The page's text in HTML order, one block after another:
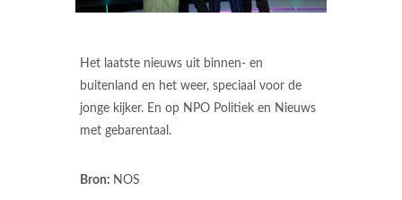
Het laatste nieuws uit binnen- en
buitenland en het weer, speciaal voor de
jonge kijker. En op NPO Politiek en Nieuws
met gebarentaal.
Bron: NOS